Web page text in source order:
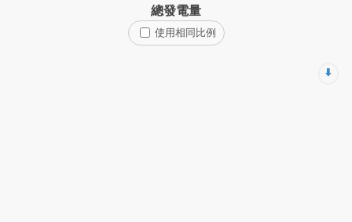
總發電量
使用相同比例
⬇️